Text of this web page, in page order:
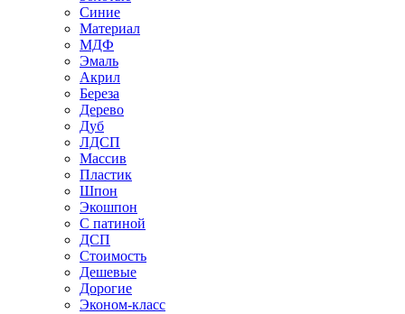
Синие
Материал
МДФ
Эмаль
Акрил
Береза
Дерево
Дуб
ЛДСП
Массив
Пластик
Шпон
Экошпон
С патиной
ДСП
Стоимость
Дешевые
Дорогие
Эконом-класс